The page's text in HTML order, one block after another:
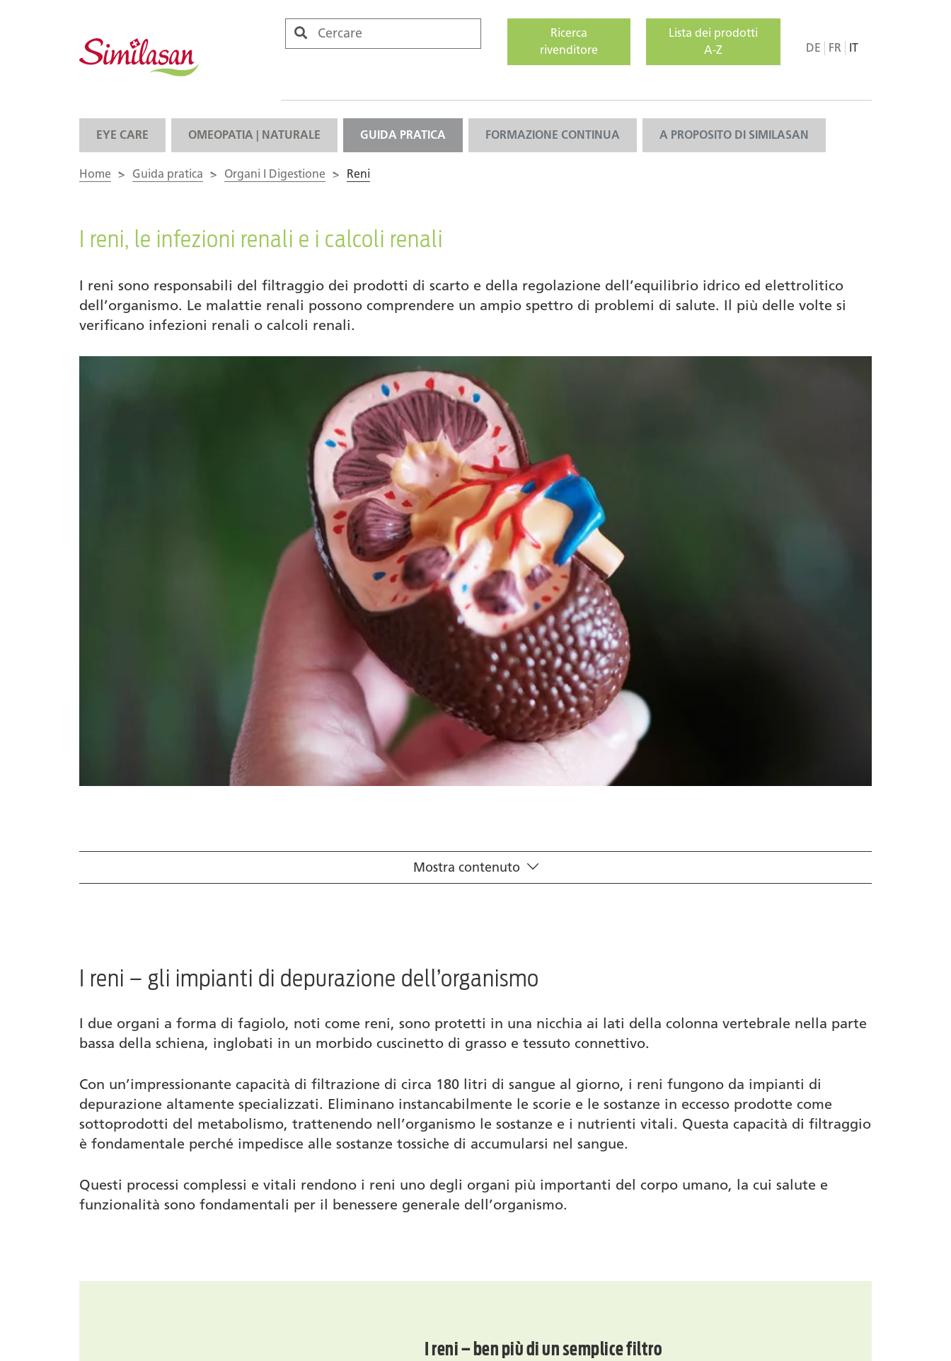
Ricerca
rivenditore
Lista dei prodotti
A-Z
DE FR IT
EYE CARE OMEOPATIA | NATURALE GUIDA PRATICA FORMAZIONE CONTINUA A PROPOSITO DI SIMILASAN
Home > Guida pratica > Organi I Digestione > Reni
I reni, le infezioni renali e i calcoli renali
I reni sono responsabili del filtraggio dei prodotti di scarto e della regolazione dell’equilibrio idrico ed elettrolitico
dell’organismo. Le malattie renali possono comprendere un ampio spettro di problemi di salute. Il più delle volte si
verificano infezioni renali o calcoli renali.
Nützliche Tipps bei Nierensteinen
Questo prodotto di Similasan aiuta in caso di disturbi ai reni
Mostra contenuto
I reni – gli impianti di depurazione dell’organismo
I due organi a forma di fagiolo, noti come reni, sono protetti in una nicchia ai lati della colonna vertebrale nella parte
bassa della schiena, inglobati in un morbido cuscinetto di grasso e tessuto connettivo.
Con un’impressionante capacità di filtrazione di circa 180 litri di sangue al giorno, i reni fungono da impianti di
depurazione altamente specializzati. Eliminano instancabilmente le scorie e le sostanze in eccesso prodotte come
sottoprodotti del metabolismo, trattenendo nell’organismo le sostanze e i nutrienti vitali. Questa capacità di filtraggio
è fondamentale perché impedisce alle sostanze tossiche di accumularsi nel sangue.
Questi processi complessi e vitali rendono i reni uno degli organi più importanti del corpo umano, la cui salute e
funzionalità sono fondamentali per il benessere generale dell’organismo.
I reni – ben più di un semplice filtro